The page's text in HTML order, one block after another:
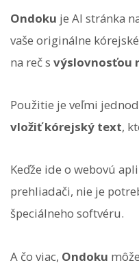
Ondoku je AI stránka
vaše originálne
na reč s výslovnosťou
Použitie je veľmi
vložiť kórejský text,
Keďže ide o webovú
prehliadači, nie je
špeciálneho softvéru.
A čo viac, Ondoku